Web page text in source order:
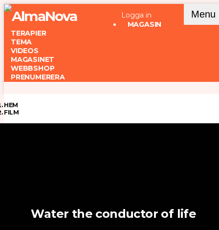
Logga in Menu
MAGASIN
TERAPIER
TEMA
VIDEOS
MAGASINET
WEBBSHOP
PRENUMERERA
HEM
FILM
Water the conductor of life